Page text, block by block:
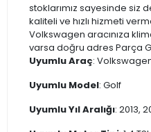
stoklarımız sayesinde siz
kaliteli ve hızlı hizmeti
Volkswagen aracınıza
varsa doğru adres Parça
Uyumlu Araç:
Uyumlu Model: Golf
Uyumlu Yıl Aralığı: 2013,